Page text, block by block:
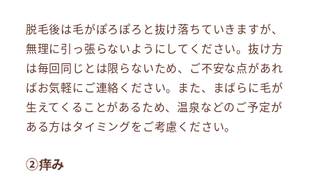
脱毛後は毛がぽろぽろと抜け落ちていきますが、
無理に引っ張らないようにしてください。抜け方
は毎回同じとは限らないため、ご不安な点があれ
ばお気軽にご連絡ください。また、まばらに毛が
生えてくることがあるため、温泉などのご予定が
ある方はタイミングをご考慮ください。
②痒み